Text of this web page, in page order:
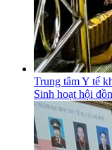
Trung tâm Y tế
Sinh hoạt hội